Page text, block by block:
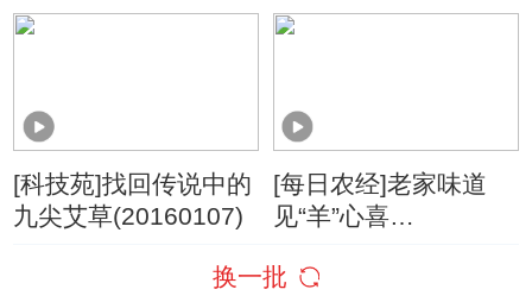
[科技苑]找回传说中的
九尖艾草(20160107)
[每日农经]老家味道
见“羊”心喜
换一批